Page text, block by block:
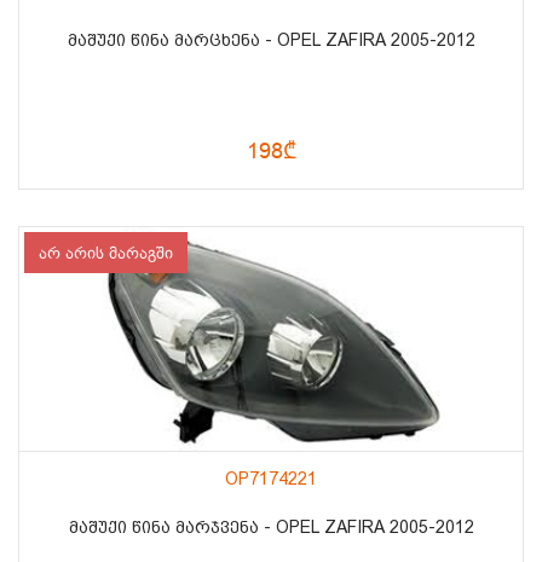
ᲛᲐᲨᲣᲥᲘ ᲬᲘᲜᲐ ᲛᲐᲠᲪᲮᲔᲜᲐ - OPEL ZAFIRA 2005-2012
198₾
არ არის მარაგში
OP7174221
ᲛᲐᲨᲣᲥᲘ ᲬᲘᲜᲐ ᲛᲐᲠᲯᲕᲔᲜᲐ - OPEL ZAFIRA 2005-2012